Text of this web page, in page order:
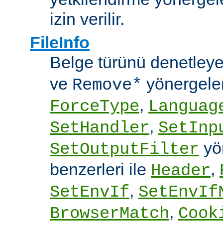
izin verilir.
FileInfo
Belge türünü
ve Remove*
ForceType,
SetHandler,
SetOutputFilter
benzerleri ile Header,
SetEnvIf,
BrowserMatch,